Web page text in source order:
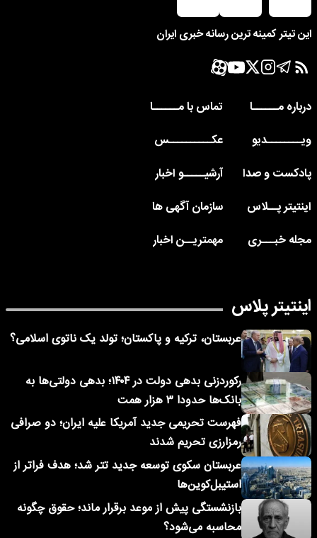
این تیتر کمینه ترین رسانه خبری ایران
درباره مــــــا
تماس با مــــــا
ویــــــــدیو
عکــــــــــس
پادکست و صدا
آرشیـــــو اخبار
اینتیتر پــلاس
سازمان آگهی ها
مجله خبـــری
مهمتریــن اخبار
اینتیتر پلاس
عربستان، ترکیه و پاکستان؛ تولد یک ناتوی اسلامی؟
رکوردزنی بدهی دولت در ۱۴۰۴؛ بدهی دولتی‌ها به
بانک‌ها حدودا ۳ هزار همت
فهرست تحریمی جدید آمریکا علیه ایران؛ دو صرافی
رمزارزی تحریم شدند
عربستان سکوی توسعه جدید تتر شد؛ هدف فراتر از
استیبل‌کوین‌ها
بازنشستگی پیش از موعد برقرار ماند؛ حقوق چگونه
محاسبه می‌شود؟